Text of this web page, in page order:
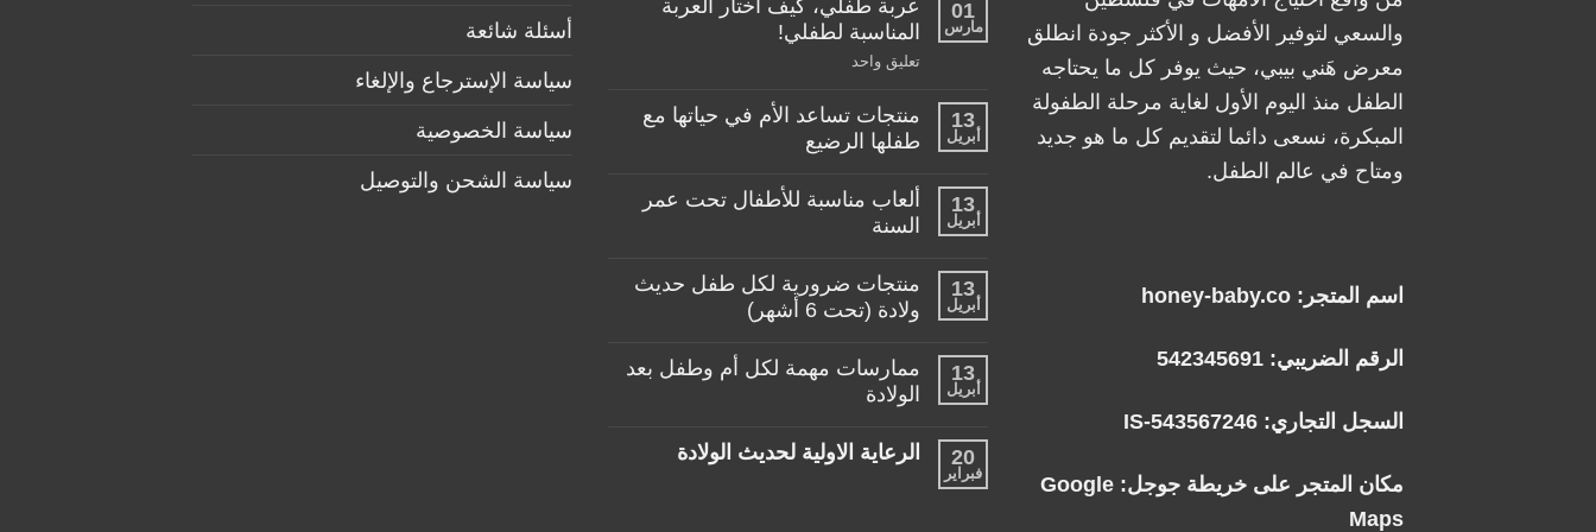
والسعي لتوفير الأفضل و الأكثر جودة انطلق
معرض هَني بيبي، حيث يوفر كل ما يحتاجه
الطفل منذ اليوم الأول لغاية مرحلة الطفولة
المبكرة، نسعى دائما لتقديم كل ما هو جديد
ومتاح في عالم الطفل.
اسم المتجر: honey-baby.co
الرقم الضريبي: 542345691
السجل التجاري: IS-543567246
مكان المتجر على خريطة جوجل: Google
Maps
01
مارس
المناسبة لطفلي!
تعليق واحد
كيف
العربة
13
أبريل
منتجات تساعد الأم في حياتها مع
طفلها الرضيع
توجد
تعليقات
على
منتجات
في
حياتها
مع
الرضيع
13
أبريل
ألعاب مناسبة للأطفال تحت عمر
السنة
تعليقات
على
ألعاب
للأطفال
تحت
عمر
السنة
13
أبريل
منتجات ضرورية لكل طفل حديث
ولادة (تحت 6 أشهر)
توجد
تعليقات
على
منتجات
لكل
طفل
13
أبريل
ممارسات مهمة لكل أم وطفل بعد
الولادة
توجد
تعليقات
20
فبراير
الرعاية الاولية لحديث الولادة
أسئلة شائعة
سياسة الإسترجاع والإلغاء
سياسة الخصوصية
سياسة الشحن والتوصيل